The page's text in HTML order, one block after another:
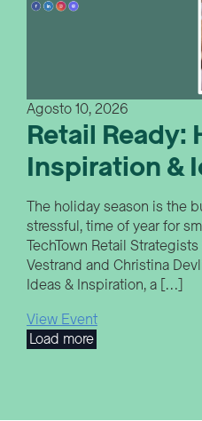
Agosto 10, 2026
Retail Ready:
Inspiration &
The holiday season is the
stressful, time of year for
TechTown Retail
Vestrand and Christina
Ideas & Inspiration, a […]
View Event
Load more